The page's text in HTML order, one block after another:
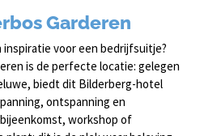
Garderen
voor een bedrijfsuitje?
is de perfecte locatie: gelegen
biedt dit Bilderberg-hotel
ontspanning en
workshop of